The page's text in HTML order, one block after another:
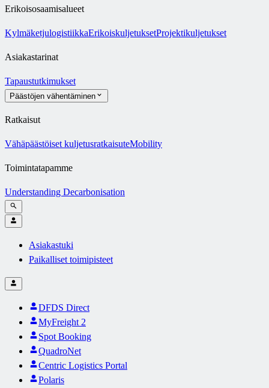
Erikoisosaamisalueet
KylmäketjulogistiikkaErikoiskuljetuksetProjektikuljetukset
Asiakastarinat
Tapaustutkimukset
Päästöjen vähentäminen
Ratkaisut
Vähäpäästöiset kuljetusratkaisuteMobility
Toimintatapamme
Understanding Decarbonisation
Asiakastuki
Paikalliset toimipisteet
DFDS Direct
MyFreight 2
Spot Booking
QuadroNet
Centric Logistics Portal
Polaris